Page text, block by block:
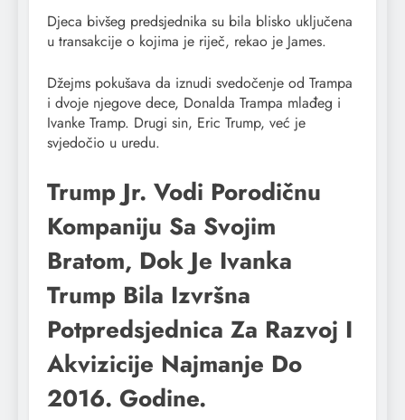
Djeca bivšeg predsjednika su bila blisko uključena
u transakcije o kojima je riječ, rekao je James.
Džejms pokušava da iznudi svedočenje od Trampa
i dvoje njegove dece, Donalda Trampa mlađeg i
Ivanke Tramp. Drugi sin, Eric Trump, već je
svjedočio u uredu.
Trump Jr. Vodi Porodičnu
Kompaniju Sa Svojim
Bratom, Dok Je Ivanka
Trump Bila Izvršna
Potpredsjednica Za Razvoj I
Akvizicije Najmanje Do
2016. Godine.